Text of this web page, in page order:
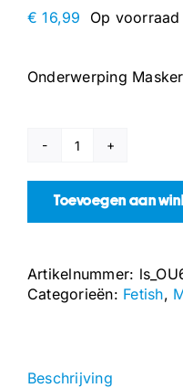
€ 16,99 Op voorraad
Onderwerping Masker
Onderwerping
aantal
Toevoegen aan
Artikelnummer:
Categorieën: Fetish,
Beschrijving